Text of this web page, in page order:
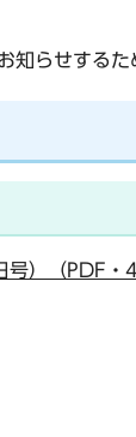
らせする
）（PDF・